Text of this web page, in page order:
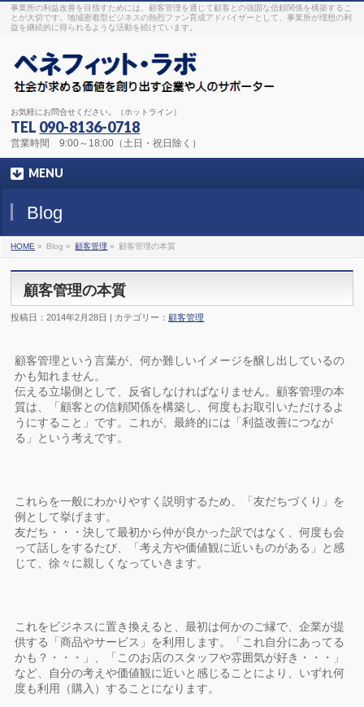
事業所の利益改善を目指すためには、顧客管理を通じて顧客との強固な信頼関係を構築するこ
とが大切です。地域密着型ビジネスの熱烈ファン育成アドバイザーとして、事業所が理想の利
益を継続的に得られるような活動を続けています。
お気軽にお問合せください。（ホットライン）
TEL 090-8136-0718
営業時間 9:00～18:00（土日・祝日除く）
MENU
Blog
HOME » Blog » 顧客管理 » 顧客管理の本質
顧客管理の本質
投稿日：2014年2月28日 | カテゴリー： 顧客管理
顧客管理という言葉が、何か難しいイメージを醸し出しているの
かも知れません。
伝える立場側として、反省しなければなりません。顧客管理の本
質は、「顧客との信頼関係を構築し、何度もお取引いただけるよ
うにすること」です。これが、最終的には「利益改善につなが
る」という考えです。
これらを一般にわかりやすく説明するため、「友だちづくり」を
例として挙げます。
友だち・・・決して最初から仲が良かった訳ではなく、何度も会
って話しをするたび、「考え方や価値観に近いものがある」と感
じて、徐々に親しくなっていきます。
これをビジネスに置き換えると、最初は何かのご縁で、企業が提
供する「商品やサービス」を利用します。「これ自分にあってる
かも？・・・」、「このお店のスタッフや雰囲気が好き・・・」
など、自分の考えや価値観に近いと感じることにより、いずれ何
度も利用（購入）することになります。